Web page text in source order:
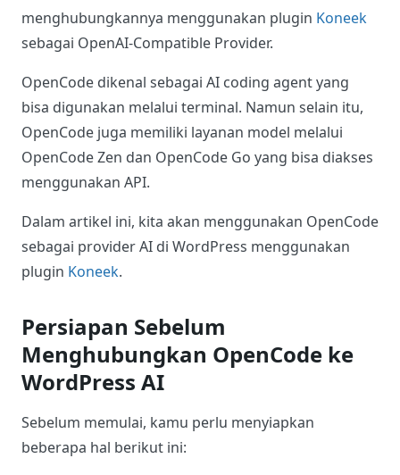
menghubungkannya menggunakan plugin Koneek
sebagai OpenAI-Compatible Provider.
OpenCode dikenal sebagai AI coding agent yang
bisa digunakan melalui terminal. Namun selain itu,
OpenCode juga memiliki layanan model melalui
OpenCode Zen dan OpenCode Go yang bisa diakses
menggunakan API.
Dalam artikel ini, kita akan menggunakan OpenCode
sebagai provider AI di WordPress menggunakan
plugin Koneek.
Persiapan Sebelum
Menghubungkan OpenCode ke
WordPress AI
Sebelum memulai, kamu perlu menyiapkan
beberapa hal berikut ini: